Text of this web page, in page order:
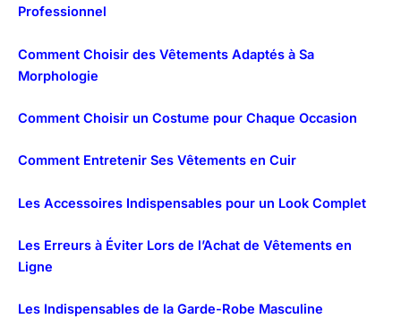
Professionnel
Comment Choisir des Vêtements Adaptés à Sa
Morphologie
Comment Choisir un Costume pour Chaque Occasion
Comment Entretenir Ses Vêtements en Cuir
Les Accessoires Indispensables pour un Look Complet
Les Erreurs à Éviter Lors de l’Achat de Vêtements en
Ligne
Les Indispensables de la Garde-Robe Masculine